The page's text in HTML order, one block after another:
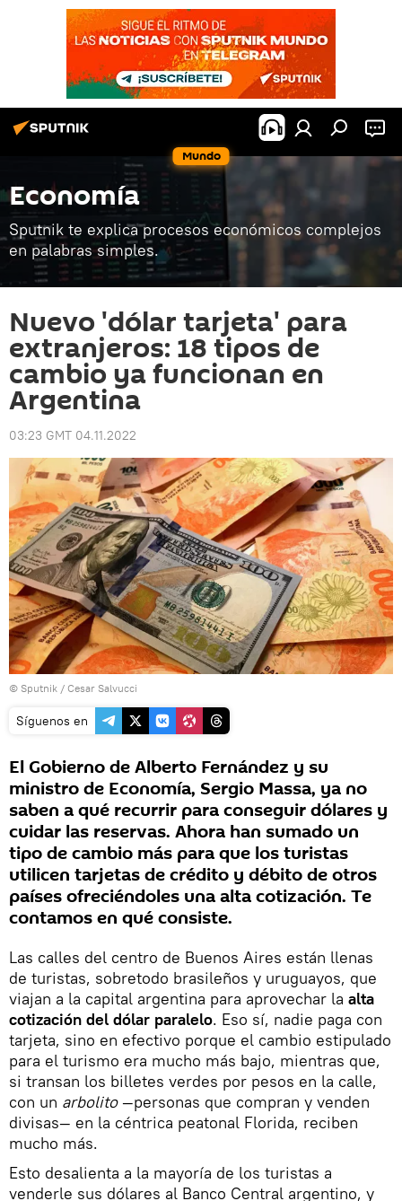
Mundo
Economía
Sputnik te explica procesos económicos complejos
en palabras simples.
Nuevo 'dólar tarjeta' para
extranjeros: 18 tipos de
cambio ya funcionan en
Argentina
03:23 GMT 04.11.2022
© Sputnik / Cesar Salvucci
Síguenos en
El Gobierno de Alberto Fernández y su
ministro de Economía, Sergio Massa, ya no
saben a qué recurrir para conseguir dólares y
cuidar las reservas. Ahora han sumado un
tipo de cambio más para que los turistas
utilicen tarjetas de crédito y débito de otros
países ofreciéndoles una alta cotización. Te
contamos en qué consiste.
Las calles del centro de Buenos Aires están llenas
de turistas, sobretodo brasileños y uruguayos, que
viajan a la capital argentina para aprovechar la alta
cotización del dólar paralelo. Eso sí, nadie paga con
tarjeta, sino en efectivo porque el cambio estipulado
para el turismo era mucho más bajo, mientras que,
si transan los billetes verdes por pesos en la calle,
con un arbolito—personas que compran y venden
divisas— en la céntrica peatonal Florida, reciben
mucho más.
Esto desalienta a la mayoría de los turistas a
venderle sus dólares al Banco Central argentino, y